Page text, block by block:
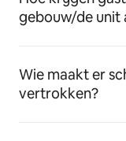
gebouw/de unit
Wie maakt er
vertrokken?